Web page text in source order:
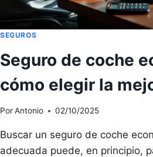
SEGUROS
Seguro de coche
cómo elegir la
PorAntonio 02/10/2025
Buscar un seguro de coche
adecuada puede, en principio,